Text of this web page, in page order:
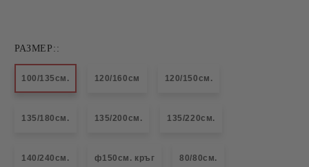
РАЗМЕР::
100/135см. 120/160см 120/150см.
135/180см. 135/200см. 135/220см.
140/240см. ф150см. кръг 80/80см.